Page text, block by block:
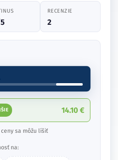
RECENZIE
2
14.10 €
sa môžu líšiť
na: